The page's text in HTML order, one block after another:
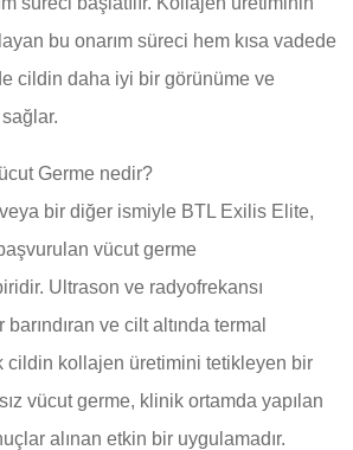
bu onarım süreci hem kısa vadede
cildin daha iyi bir görünüme ve
Germe nedir?
bir diğer ismiyle BTL Exilis Elite,
vücut germe
Ultrason ve radyofrekansı
ve cilt altında termal
cildin kollajen üretimini tetikleyen bir
vücut germe, klinik ortamda yapılan
alınan etkin bir uygulamadır.